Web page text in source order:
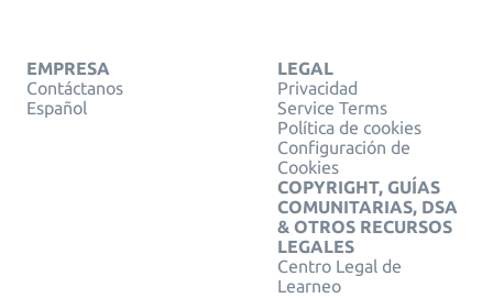
EMPRESA
Contáctanos
Español
LEGAL
Privacidad
Service Terms
Política de cookies
Configuración de
Cookies
COPYRIGHT, GUÍAS
COMUNITARIAS, DSA
& OTROS RECURSOS
LEGALES
Centro Legal de
Learneo